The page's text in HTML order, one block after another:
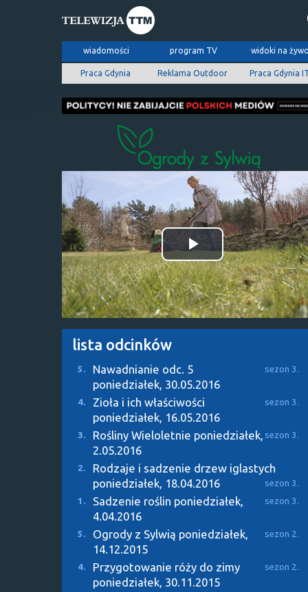
wiadomości program TV widoki na
Praca Gdynia Reklama Outdoor Praca Gdynia
Odtwórz
wideo
lista odcinków
5. Nawadnianie odc. 5 sezon 3.
poniedziałek, 30.05.2016
4. Zioła i ich właściwości sezon 3.
poniedziałek, 16.05.2016
3. Rośliny Wieloletnie sezon 3.
poniedziałek,
2.05.2016
2. Rodzaje i sadzenie drzew iglastych
sezon 3.
poniedziałek, 18.04.2016
1. Sadzenie roślin sezon 3.
poniedziałek,
4.04.2016
5. Ogrody z Sylwią sezon 2.
poniedziałek,
14.12.2015
4. Przygotowanie róży do zimy sezon 2.
poniedziałek, 30.11.2015